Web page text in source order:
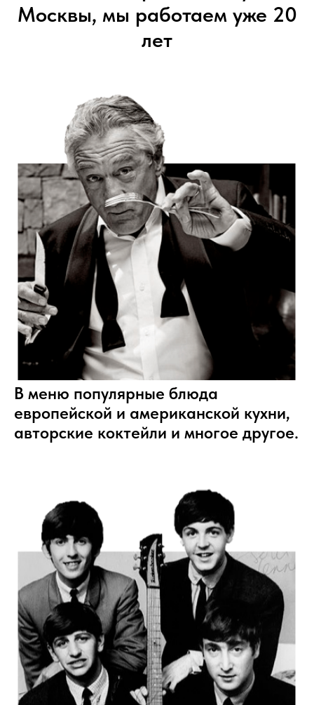
Москвы, мы работаем уже 20
лет
В меню популярные блюда
европейской и американской кухни,
авторские коктейли и многое другое.